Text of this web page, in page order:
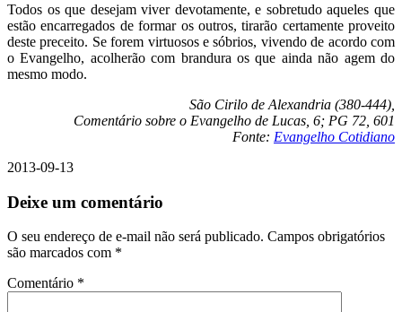
Todos os que desejam viver devotamente, e sobretudo aqueles que
estão encarregados de formar os outros, tirarão certamente proveito
deste preceito. Se forem virtuosos e sóbrios, vivendo de acordo com
o Evangelho, acolherão com brandura os que ainda não agem do
mesmo modo.
São Cirilo de Alexandria (380-444),
Comentário sobre o Evangelho de Lucas, 6; PG 72, 601
Fonte: Evangelho Cotidiano
2013-09-13
Deixe um comentário
O seu endereço de e-mail não será publicado. Campos obrigatórios
são marcados com *
Comentário *